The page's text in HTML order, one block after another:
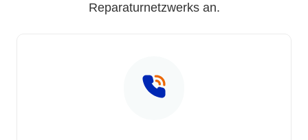
Reparaturnetzwerks an.